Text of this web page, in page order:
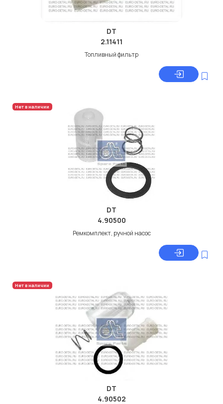
DT
2.11411
Топливный фильтр
Нет в наличии
DT
4.90500
Ремкомплект, ручной насос
Нет в наличии
DT
4.90502